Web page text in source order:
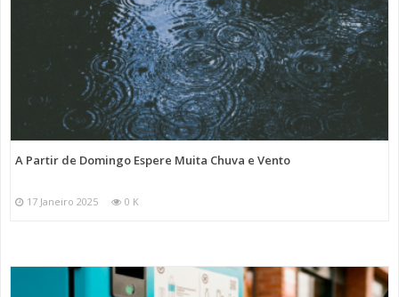
A Partir de Domingo Espere Muita Chuva e Vento
17 Janeiro 2025 0 K